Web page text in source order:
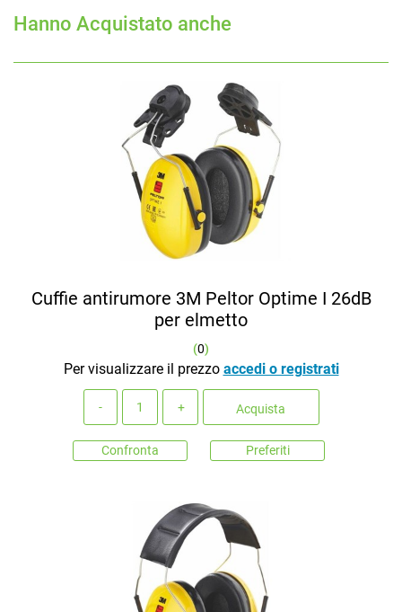
Hanno Acquistato anche
Cuffie antirumore 3M Peltor Optime I 26dB
per elmetto
(0)
Per visualizzare il prezzo accedi o registrati
Acquista
Confronta Preferiti